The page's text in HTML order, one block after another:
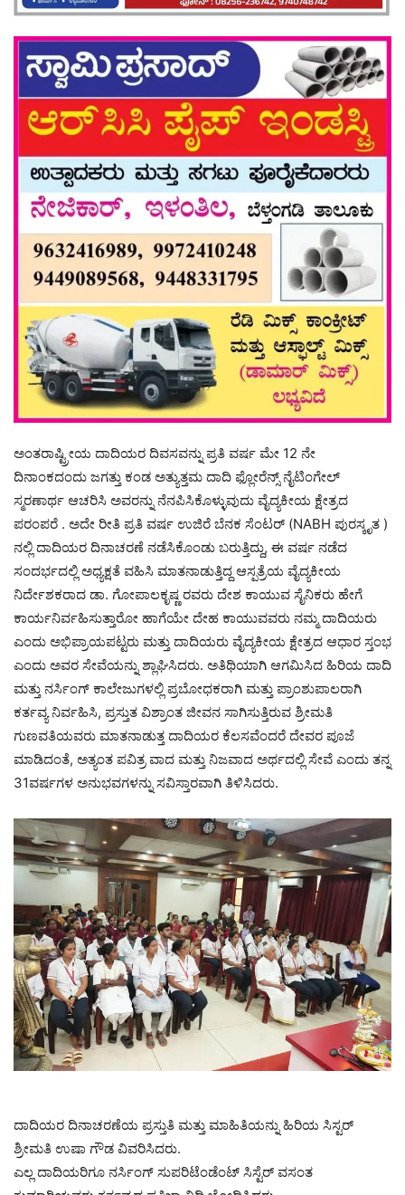
ಅಂತರಾಷ್ಟ್ರೀಯ ದಾದಿಯರ ದಿವಸವನ್ನು ಪ್ರತಿ ವರ್ಷ ಮೇ 12 ನೇ
ದಿನಾಂಕದಂದು ಜಗತ್ತು ಕಂಡ ಅತ್ಯುತ್ತಮ ದಾದಿ ಫ್ಲೋರೆನ್ಸ್ ನೈಟಿಂಗೇಲ್
ಸ್ಮರಣಾರ್ಥ ಆಚರಿಸಿ ಅವರನ್ನು ನೆನಪಿಸಿಕೊಳ್ಳುವುದು ವೈದ್ಯಕೀಯ ಕ್ಷೇತ್ರದ
ಪರಂಪರೆ . ಅದೇ ರೀತಿ ಪ್ರತಿ ವರ್ಷ ಉಜಿರೆ ಬೆನಕ ಸೆಂಟರ್ (NABH ಪುರಸ್ಕೃತ )
ನಲ್ಲಿ ದಾದಿಯರ ದಿನಾಚರಣೆ ನಡೆಸಿಕೊಂಡು ಬರುತ್ತಿದ್ದು, ಈ ವರ್ಷ ನಡೆದ
ಸಂದರ್ಭದಲ್ಲಿ ಅಧ್ಯಕ್ಷತೆ ವಹಿಸಿ ಮಾತನಾಡುತ್ತಿದ್ದ ಆಸ್ಪತ್ರೆಯ ವೈದ್ಯಕೀಯ
ನಿರ್ದೇಶಕರಾದ ಡಾ. ಗೋಪಾಲಕೃಷ್ಣ ರವರು ದೇಶ ಕಾಯುವ ಸೈನಿಕರು ಹೇಗೆ
ಕಾರ್ಯನಿರ್ವಹಿಸುತ್ತಾರೋ ಹಾಗೆಯೇ ದೇಹ ಕಾಯುವವರು ನಮ್ಮ ದಾದಿಯರು
ಎಂದು ಅಭಿಪ್ರಾಯಪಟ್ಟರು ಮತ್ತು ದಾದಿಯರು ವೈದ್ಯಕೀಯ ಕ್ಷೇತ್ರದ ಆಧಾರ ಸ್ತಂಭ
ಎಂದು ಅವರ ಸೇವೆಯನ್ನು ಶ್ಲಾಘಿಸಿದರು. ಅತಿಥಿಯಾಗಿ ಆಗಮಿಸಿದ ಹಿರಿಯ ದಾದಿ
ಮತ್ತು ನರ್ಸಿಂಗ್ ಕಾಲೇಜುಗಳಲ್ಲಿ ಪ್ರಬೋಧಕರಾಗಿ ಮತ್ತು ಪ್ರಾಂಶುಪಾಲರಾಗಿ
ಕರ್ತವ್ಯ ನಿರ್ವಹಿಸಿ, ಪ್ರಸ್ತುತ ವಿಶ್ರಾಂತ ಜೀವನ ಸಾಗಿಸುತ್ತಿರುವ ಶ್ರೀಮತಿ
ಗುಣವತಿಯವರು ಮಾತನಾಡುತ್ತ ದಾದಿಯರ ಕೆಲಸವೆಂದರೆ ದೇವರ ಪೂಜೆ
ಮಾಡಿದಂತೆ, ಅತ್ಯಂತ ಪವಿತ್ರ ವಾದ ಮತ್ತು ನಿಜವಾದ ಅರ್ಥದಲ್ಲಿ ಸೇವೆ ಎಂದು ತನ್ನ
31ವರ್ಷಗಳ ಅನುಭವಗಳನ್ನು ಸವಿಸ್ತಾರವಾಗಿ ತಿಳಿಸಿದರು.
ದಾದಿಯರ ದಿನಾಚರಣೆಯ ಪ್ರಸ್ತುತಿ ಮತ್ತು ಮಾಹಿತಿಯನ್ನು ಹಿರಿಯ ಸಿಸ್ಟರ್
ಶ್ರೀಮತಿ ಉಷಾ ಗೌಡ ವಿವರಿಸಿದರು.
ಎಲ್ಲ ದಾದಿಯರಿಗೂ ನರ್ಸಿಂಗ್ ಸುಪರಿಟೆಂಡೆಂಟ್ ಸಿಸ್ಟೆರ್ ವಸಂತ